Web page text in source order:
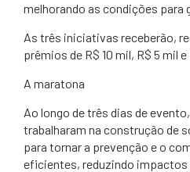
melhorando as condições para
As três iniciativas receberão,
prêmios de R$ 10 mil, R$ 5 mil e
A maratona
Ao longo de três dias de
trabalharam na construção de
para tornar a prevenção e o
eficientes, reduzindo impactos